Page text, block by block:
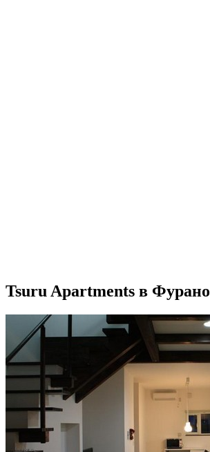
Tsuru Apartments в Фурано